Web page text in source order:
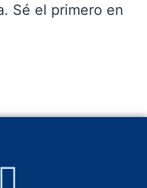
Sé el primero en